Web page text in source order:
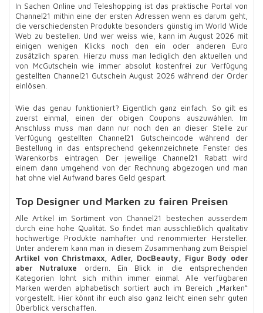
In Sachen Online und Teleshopping ist das praktische Portal von
Channel21 mithin eine der ersten Adressen wenn es darum geht,
die verschiedensten Produkte besonders günstig im World Wide
Web zu bestellen. Und wer weiss wie, kann im August 2026 mit
einigen wenigen Klicks noch den ein oder anderen Euro
zusätzlich sparen. Hierzu muss man lediglich den aktuellen und
von McGutschein wie immer absolut kostenfrei zur Verfügung
gestellten Channel21 Gutschein August 2026 während der Order
einlösen.
Wie das genau funktioniert? Eigentlich ganz einfach. So gilt es
zuerst einmal, einen der obigen Coupons auszuwählen. Im
Anschluss muss man dann nur noch den an dieser Stelle zur
Verfügung gestellten Channel21 Gutscheincode während der
Bestellung in das entsprechend gekennzeichnete Fenster des
Warenkorbs eintragen. Der jeweilige Channel21 Rabatt wird
einem dann umgehend von der Rechnung abgezogen und man
hat ohne viel Aufwand bares Geld gespart.
Top Designer und Marken zu fairen Preisen
Alle Artikel im Sortiment von Channel21 bestechen ausserdem
durch eine hohe Qualität. So findet man ausschließlich qualitativ
hochwertige Produkte namhafter und renommierter Hersteller.
Unter anderem kann man in diesem Zusammenhang zum Beispiel
Artikel von Christmaxx, Adler, DocBeauty, Figur Body oder
aber Nutraluxe ordern. Ein Blick in die entsprechenden
Kategorien lohnt sich mithin immer einmal. Alle verfügbaren
Marken werden alphabetisch sortiert auch im Bereich „Marken“
vorgestellt. Hier könnt ihr euch also ganz leicht einen sehr guten
Überblick verschaffen.